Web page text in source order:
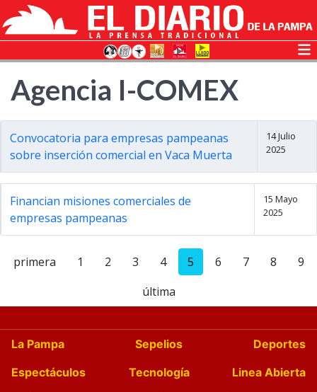
Agencia I-COMEX
Convocatoria para empresas pampeanas
sobre inserción comercial en Vaca Muerta
14 Julio
2025
Financian misiones comerciales de
empresas pampeanas
15 Mayo
2025
primera 1 2 3 4 5 6 7 8
9
última
La Pampa Sepelios
Deportes
Espectáculos
Tecnología
Linea Abierta